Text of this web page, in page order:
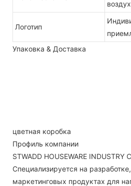
Логотип
Упаковка & Доставка
цветная коробка
Профиль компании
STWADD HOUSEWARE INDUSTRY
Специализируется на
маркетинговых продуктах для